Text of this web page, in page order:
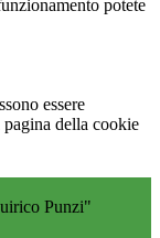
potete
essere
della cookie
Punzi"